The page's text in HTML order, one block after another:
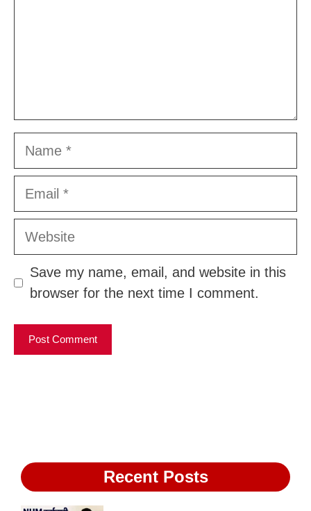
Name
Email
Website
Save my name, email, and website in this
browser for the next time I comment.
Recent Posts